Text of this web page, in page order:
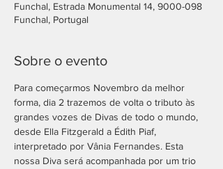
Funchal, Estrada Monumental 14, 9000-098
Funchal, Portugal
Sobre o evento
Para começarmos Novembro da melhor
forma, dia 2 trazemos de volta o tributo às
grandes vozes de Divas de todo o mundo,
desde Ella Fitzgerald a Édith Piaf,
interpretado por Vânia Fernandes. Esta
nossa Diva será acompanhada por um trio